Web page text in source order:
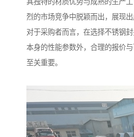
其独特的材质优势与成熟的生产
烈的市场竞争中脱颖而出，展现出
对于采购者而言，在选择不锈钢
本身的性能参数外，合理的报价
至关重要。